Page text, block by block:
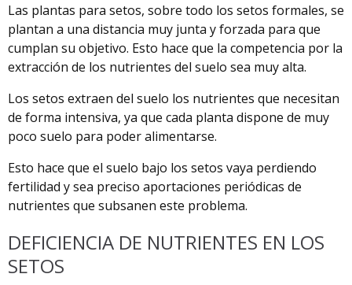
Las plantas para setos, sobre todo los setos formales, se
plantan a una distancia muy junta y forzada para que
cumplan su objetivo. Esto hace que la competencia por la
extracción de los nutrientes del suelo sea muy alta.
Los setos extraen del suelo los nutrientes que necesitan
de forma intensiva, ya que cada planta dispone de muy
poco suelo para poder alimentarse.
Esto hace que el suelo bajo los setos vaya perdiendo
fertilidad y sea preciso aportaciones periódicas de
nutrientes que subsanen este problema.
DEFICIENCIA DE NUTRIENTES EN LOS
SETOS